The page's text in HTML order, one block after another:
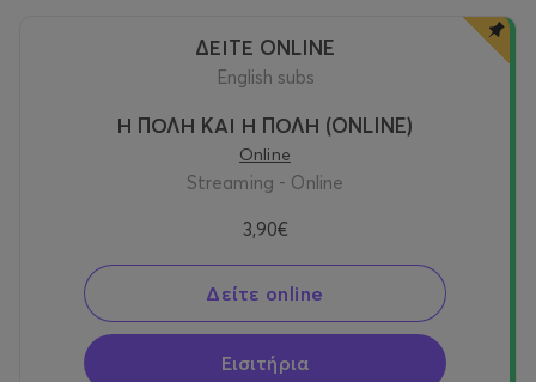
ΔΕΙΤΕ ONLINE
english subs
Η ΠΟΛΗ ΚΑΙ Η ΠΟΛΗ (ONLINE)
Online
Streaming - Online
3,90€
Δείτε online
Εισιτήρια